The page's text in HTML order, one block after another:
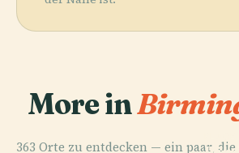
More in
363 Orte zu entdecken — ein paar,